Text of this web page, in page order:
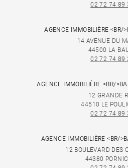
02 72 74 89
AGENCE IMMOBILIÈRE <BR/
14 AVENUE DU
44500 LA
02 72 74 89
AGENCE IMMOBILIÈRE <BR/
12 GRANDE
44510 LE
02 72 74 89
AGENCE IMMOBILIÈRE <BR/
12 BOULEVARD DES
44380